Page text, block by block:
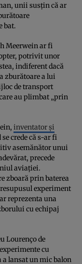
unii susțin că ar
bat.
Meerwein ar fi
potrivit unor
indiferent dacă
zburătoare a lui
de transport
au plimbat „prin
inventator și
se crede că s-ar fi
asemănător unui
precede
aviației.
zboară prin baterea
experiment
reprezenta una
cu echipaj
Lourenço de
cu
a lansat un mic balon